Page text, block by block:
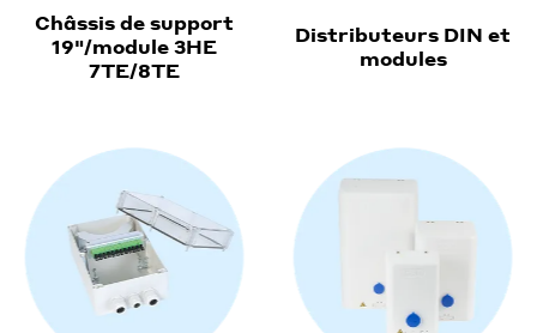
Châssis de support
19"/module 3HE
7TE/8TE
Distributeurs DIN et
modules